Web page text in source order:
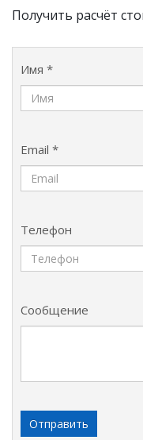
Получить расчёт
Имя *
Email *
Телефон
Сообщение